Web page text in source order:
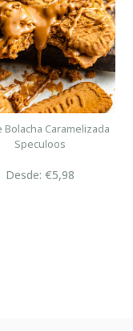
Bolacha Caramelizada
Speculoos
Desde: €5,98